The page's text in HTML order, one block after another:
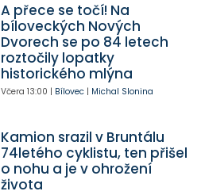
A přece se točí! Na
bíloveckých Nových
Dvorech se po 84 letech
roztočily lopatky
historického mlýna
Včera 13:00 | Bílovec| Michal Slonina
Kamion srazil v Bruntálu
74letého cyklistu, ten přišel
o nohu a je v ohrožení
života